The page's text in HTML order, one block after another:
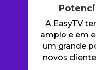
A EasyTV
amplo e em
um grande
novos